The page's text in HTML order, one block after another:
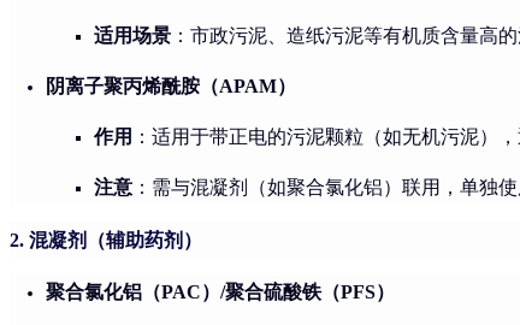
适用场景 ：市政污泥、造纸污泥等有机质含量高的
阴离子聚丙烯酰胺（APAM）
作用 ：适用于带正电的污泥颗粒（如无机污泥）
注意 ：需与混凝剂（如聚合氯化铝）联用，单独使
2. 混凝剂（辅助药剂）
聚合氯化铝（PAC）/聚合硫酸铁（PFS）